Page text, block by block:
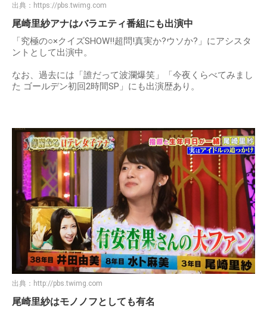
出典： https://pbs.twimg.com
尾崎里紗アナはバラエティ番組にも出演中
「究極の○×クイズSHOW!!超問!真実か?ウソか?」にアシスタ
ントとして出演中。
なお、過去には「誰だって波瀾爆笑」「今夜くらべてみまし
た ゴールデン初回2時間SP」にも出演歴あり。
出典： http://pbs.twimg.com
尾崎里紗はモノノフとしても有名